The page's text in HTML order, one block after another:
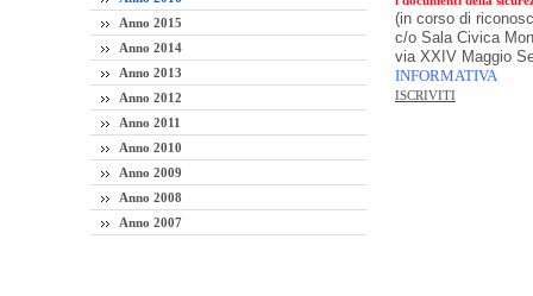
Anno 2015
Anno 2014
Anno 2013
Anno 2012
Anno 2011
Anno 2010
Anno 2009
Anno 2008
Anno 2007
(in corso di
c/o Sala Civica
via XXIV Maggio
INFORMATIVA
ISCRIVITI